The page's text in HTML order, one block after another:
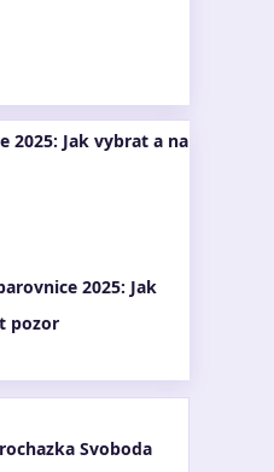
2025: Jak
pozor
Svoboda